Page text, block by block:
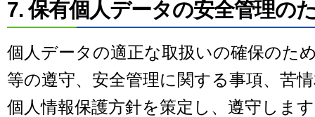
7. 保有個人データの安全管理の
個人データの適正な取扱いの確保のた
等の遵守、安全管理に関する事項、苦
個人情報保護方針を策定し、遵守しま